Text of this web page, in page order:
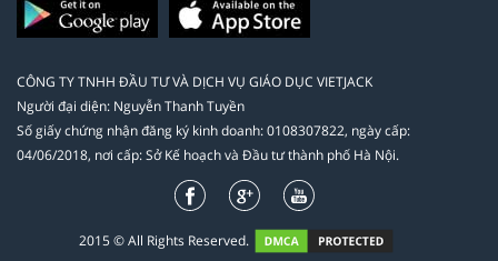
CÔNG TY TNHH ĐẦU TƯ VÀ DỊCH VỤ GIÁO DỤC VIETJACK
Người đại diện: Nguyễn Thanh Tuyền
Số giấy chứng nhận đăng ký kinh doanh: 0108307822, ngày cấp:
04/06/2018, nơi cấp: Sở Kế hoạch và Đầu tư thành phố Hà Nội.
2015 © All Rights Reserved.